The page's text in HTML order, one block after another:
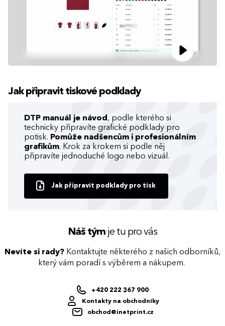
Jak připravit tiskové podklady
DTP manuál je návod , podle kterého si
technicky připravíte grafické podklady pro
potisk. Pomůže nadšencům i profesionálním
grafikům. Krok za krokem si podle něj
připravíte jednoduché logo nebo vizuál.
Jak připravit podklady pro tisk
Náš týmje tu pro vás
Nevíte si rady? Kontaktujte některého z našich odborníků,
který vám poradí s výběrem a nákupem.
+420 222 367 900
Kontakty na obchodníky
obchod@inetprint.cz